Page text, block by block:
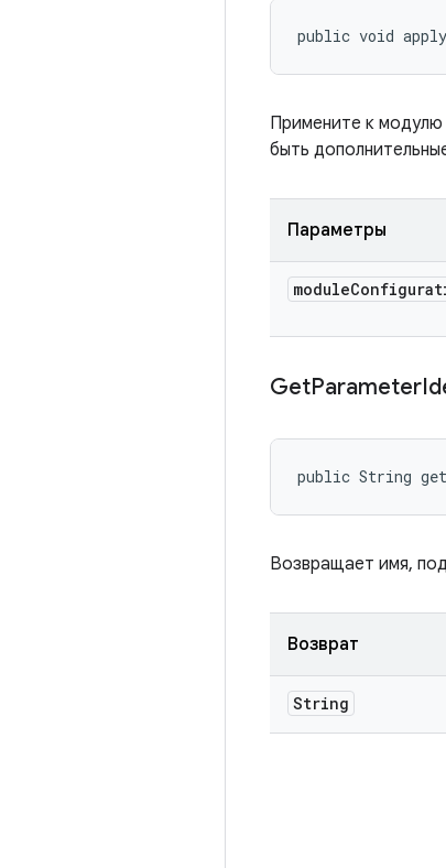
public void
Примените к модулю
быть
Параметры
module
GetParameter
public String
Возвращает имя,
Возврат
String